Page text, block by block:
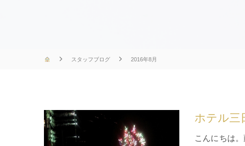
スタッフブログ 2016年8月
ホテル三
こんにちは